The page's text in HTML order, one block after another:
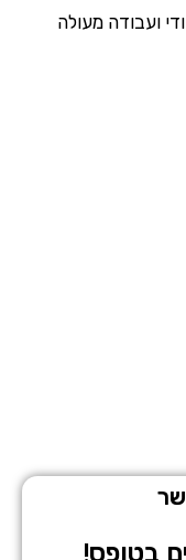
ועבודה מעולה
בטופס!